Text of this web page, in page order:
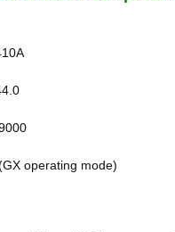
operating mode)